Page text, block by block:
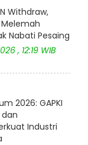
Withdraw,
Nabati Pesaing
, 12:19 WIB
2026: GAPKI
Industri